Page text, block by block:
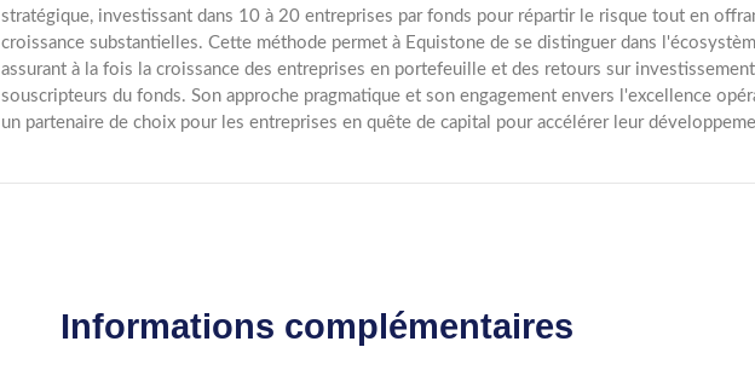
stratégique, investissant dans 10 à 20 entreprises par fonds pour répartir le risque tout en
croissance substantielles. Cette méthode permet à Equistone de se distinguer dans
assurant à la fois la croissance des entreprises en portefeuille et des retours sur
souscripteurs du fonds. Son approche pragmatique et son engagement envers l'excellence
un partenaire de choix pour les entreprises en quête de capital pour accélérer leur
Informations complémentaires